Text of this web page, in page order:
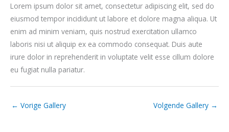
Lorem ipsum dolor sit amet, consectetur adipiscing elit, sed do
eiusmod tempor incididunt ut labore et dolore magna aliqua. Ut
enim ad minim veniam, quis nostrud exercitation ullamco
laboris nisi ut aliquip ex ea commodo consequat. Duis aute
irure dolor in reprehenderit in voluptate velit esse cillum dolore
eu fugiat nulla pariatur.
← Vorige Gallery Volgende Gallery →